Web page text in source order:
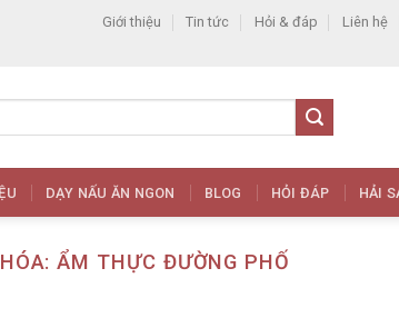
Giới thiệu Tin tức Hỏi & đáp Liên hệ
DẠY NẤU ĂN NGON BLOG HỎI ĐÁP HẢI
ẨM THỰC ĐƯỜNG PHỐ